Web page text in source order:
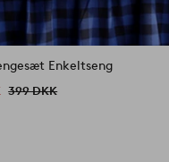
Enkeltseng
399 DKK